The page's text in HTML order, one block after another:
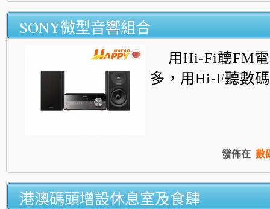
SONY微型音響組合
用Hi-Fi聼FM
多，用Hi-F聽數
發佈在 數
港澳碼頭增設休息室及食肆